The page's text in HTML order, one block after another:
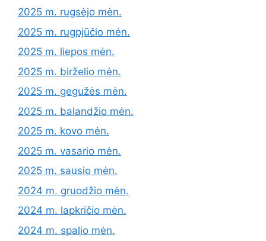
2025 m. rugsėjo mėn.
2025 m. rugpjūčio mėn.
2025 m. liepos mėn.
2025 m. birželio mėn.
2025 m. gegužės mėn.
2025 m. balandžio mėn.
2025 m. kovo mėn.
2025 m. vasario mėn.
2025 m. sausio mėn.
2024 m. gruodžio mėn.
2024 m. lapkričio mėn.
2024 m. spalio mėn.